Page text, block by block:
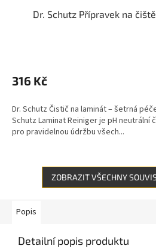
Dr. Schutz Přípravek na
316 Kč
Dr. Schutz Čistič na laminát – šetrná
Schutz Laminat Reiniger je pH
pro pravidelnou údržbu všech...
ZOBRAZIT VŠECHNY
Popis
Detailní popis produktu